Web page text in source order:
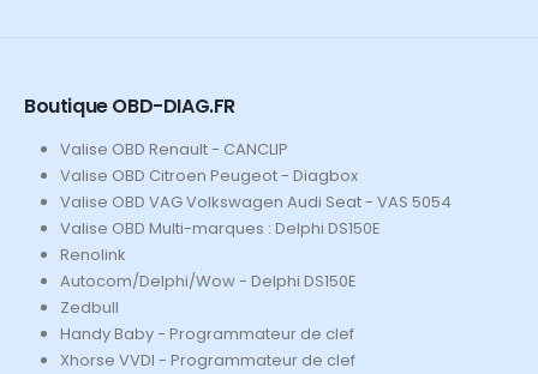
Boutique OBD-DIAG.FR
Valise OBD Renault - CANCLIP
Valise OBD Citroen Peugeot - Diagbox
Valise OBD VAG Volkswagen Audi Seat - VAS 5054
Valise OBD Multi-marques : Delphi DS150E
Renolink
Autocom/Delphi/Wow - Delphi DS150E
Zedbull
Handy Baby - Programmateur de clef
Xhorse VVDI - Programmateur de clef